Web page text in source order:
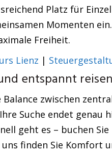
Platz für
Momenten
Freiheit.
Lienz |
entspannt
zwischen
Suche endet genau
geht es – buchen
finden Sie Komfort